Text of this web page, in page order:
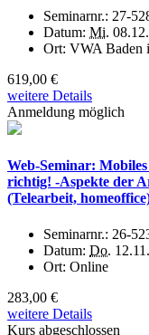
Seminarnr.: 27-
Datum: Mi.
Ort: VWA Baden
619,00 €
weitere Details
Anmeldung möglich
Web-Seminar:
richtig! -Aspekte der
(Telearbeit,
Seminarnr.: 26-
Datum: Do.
Ort: Online
283,00 €
weitere Details
Kurs abgeschlossen